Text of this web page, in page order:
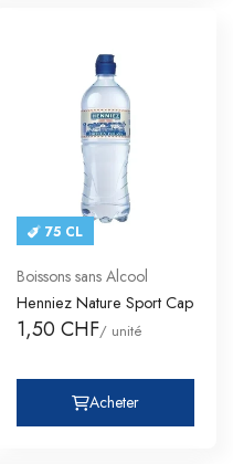
75 CL
Boissons sans Alcool
Henniez Nature Sport Cap
1,50 CHF/ unité
Acheter